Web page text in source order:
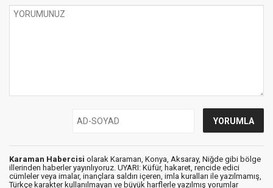
Karaman Habercisi olarak Karaman, Konya, Aksaray, Niğde gibi bölge
illerinden haberler yayınlıyoruz. UYARI: Küfür, hakaret, rencide edici
cümleler veya imalar, inançlara saldırı içeren, imla kuralları ile yazılmamış,
Türkçe karakter kullanılmayan ve büyük harflerle yazılmış yorumlar